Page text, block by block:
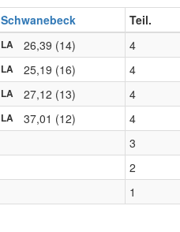
Schwanebeck Teil.
LA 26,39 (14) 4
LA 25,19 (16) 4
LA 27,12 (13) 4
LA 37,01 (12) 4
3
2
1